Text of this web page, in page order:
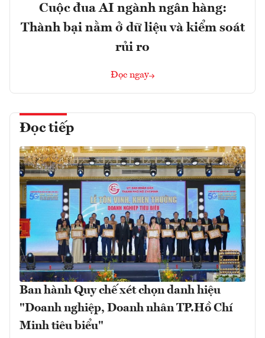
Cuộc đua AI ngành ngân hàng:
Thành bại nằm ở dữ liệu và kiểm soát
rủi ro
Đọc ngay
Đọc tiếp
Ban hành Quy chế xét chọn danh hiệu
"Doanh nghiệp, Doanh nhân TP.Hồ Chí
Minh tiêu biểu"